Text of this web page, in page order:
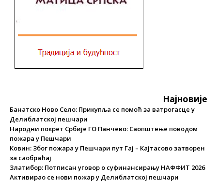
Најновије
Банатско Ново Село: Прикупља се помоћ за ватрогасце у
Делиблатској пешчари
Народни покрет Србије ГО Панчево: Саопштење поводом
пожара у Пешчари
Ковин: Због пожара у Пешчари пут Гај – Кајтасово затворен
за саобраћај
Златибор: Потписан уговор о суфинансирању НАФФИТ 2026
Активирао се нови пожар у Делиблатској пешчари